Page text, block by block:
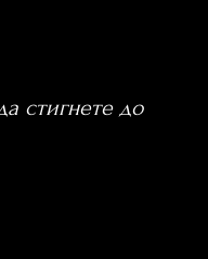
стигнете до